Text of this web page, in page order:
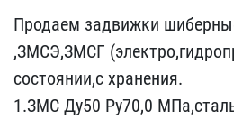
Продаем задвижки
,ЗМСЭ,ЗМСГ
состоянии,с хра​нения.
1.ЗМС Ду50 Ру70,0​